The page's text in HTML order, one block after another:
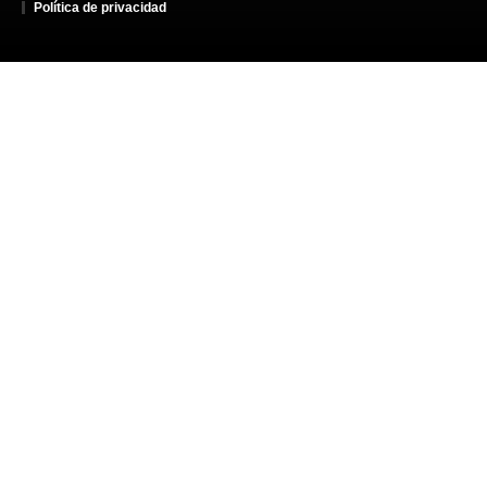
Política de privacidad